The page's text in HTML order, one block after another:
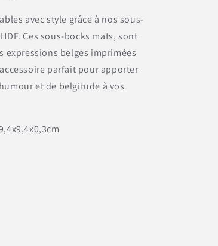
avec style grâce à nos sous-
Ces sous-bocks mats, sont
expressions belges imprimées
parfait pour apporter
et de belgitude à vos